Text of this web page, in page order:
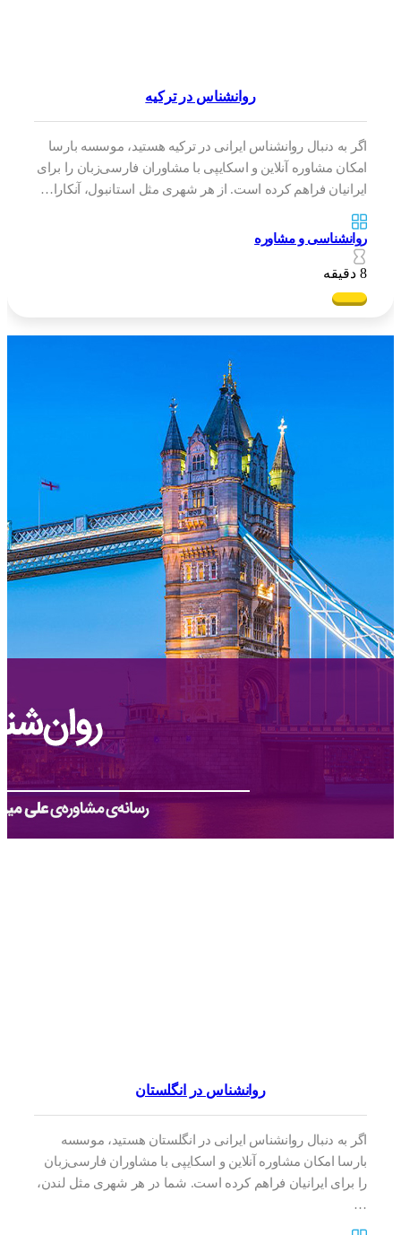
روانشناس در ترکیه
اگر به دنبال روانشناس ایرانی در ترکیه هستید، موسسه بارسا
امکان مشاوره آنلاین و اسکایپی با مشاوران فارسی‌زبان را برای
ایرانیان فراهم کرده است. از هر شهری مثل استانبول، آنکارا…
روانشناسی و مشاوره
روانشناس در انگلستان
اگر به دنبال روانشناس ایرانی در انگلستان هستید، موسسه
بارسا امکان مشاوره آنلاین و اسکایپی با مشاوران فارسی‌زبان
را برای ایرانیان فراهم کرده است. شما در هر شهری مثل لندن،